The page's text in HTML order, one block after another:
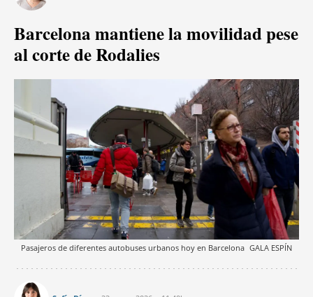
Barcelona mantiene la movilidad pese
al corte de Rodalies
Pasajeros de diferentes autobuses urbanos hoy en Barcelona GALA ESPÍN